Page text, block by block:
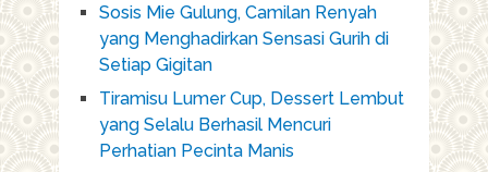
Sosis Mie Gulung, Camilan Renyah
yang Menghadirkan Sensasi Gurih di
Setiap Gigitan
Tiramisu Lumer Cup, Dessert Lembut
yang Selalu Berhasil Mencuri
Perhatian Pecinta Manis